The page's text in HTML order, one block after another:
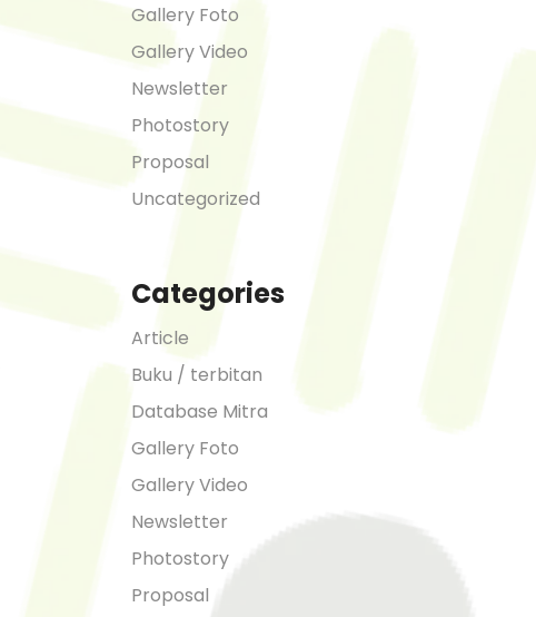
Gallery Foto
Gallery Video
Newsletter
Photostory
Proposal
Uncategorized
Categories
Article
Buku / terbitan
Database Mitra
Gallery Foto
Gallery Video
Newsletter
Photostory
Proposal